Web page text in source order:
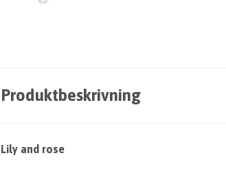
Produktbeskrivning
Lily and rose